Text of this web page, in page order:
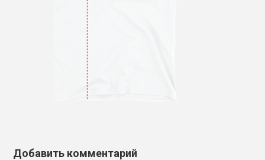
Добавить комментарий